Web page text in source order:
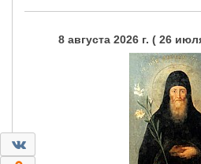
8 августа 2026 г. ( 26